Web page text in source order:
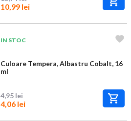
10,99 lei
IN STOC
Culoare Tempera, Albastru Cobalt, 16
ml
4,95 lei
4,06 lei